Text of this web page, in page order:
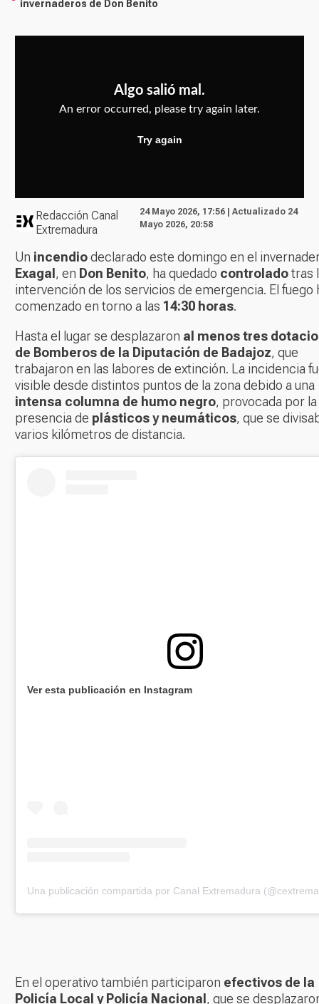
invernaderos de Don Benito
Redacción Canal
Extremadura
24 Mayo 2026, 17:56 | Actualizado 24
Mayo 2026, 20:58
Un incendiodeclarado este domingo en el
Exagal , en Don Benito, ha quedado controladotras
intervención de los servicios de emergencia. El fuego
comenzado en torno a las 14:30 horas.
Hasta el lugar se desplazaron al menos tres
de Bomberos de la Diputación de Badajoz, que
trabajaron en las labores de extinción. La incidencia
visible desde distintos puntos de la zona debido a una
intensa columna de humo negro, provocada por la
presencia de plásticos y neumáticos, que se
varios kilómetros de distancia.
Ver esta publicación en Instagram
Una publicación compartida por Canal Extremadura
En el operativo también participaron efectivos de la
Policía Local y Policía Nacional, que se